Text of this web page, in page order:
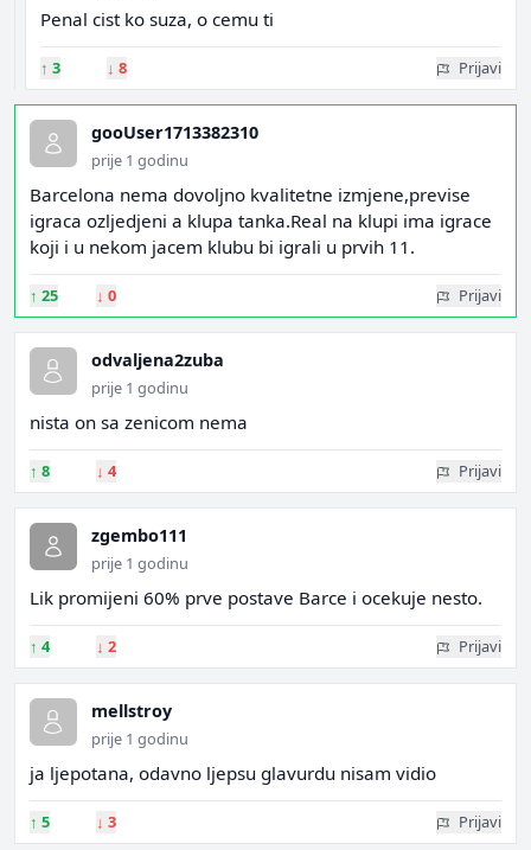
Penal cist ko suza, o cemu ti
↑ 3 ↓ 8 Prijavi
gooUser1713382310
prije 1 godinu
Barcelona nema dovoljno kvalitetne izmjene,previse
igraca ozljedjeni a klupa tanka.Real na klupi ima igrace
koji i u nekom jacem klubu bi igrali u prvih 11.
↑ 25 ↓ 0 Prijavi
odvaljena2zuba
prije 1 godinu
nista on sa zenicom nema
↑ 8 ↓ 4 Prijavi
zgembo111
prije 1 godinu
Lik promijeni 60% prve postave Barce i ocekuje nesto.
↑ 4 ↓ 2 Prijavi
mellstroy
prije 1 godinu
ja ljepotana, odavno ljepsu glavurdu nisam vidio
↑ 5 ↓ 3 Prijavi